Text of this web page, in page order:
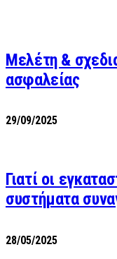
Μελέτη &
ασφαλείας
29/09/2025
Γιατί οι
συστήματα
28/05/2025